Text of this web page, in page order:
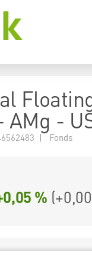
AMg -
| Fonds
% (+0,00